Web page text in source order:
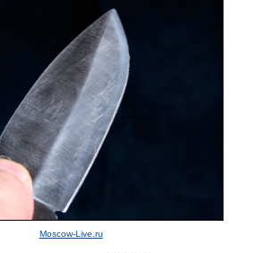
Moscow-Live.ru